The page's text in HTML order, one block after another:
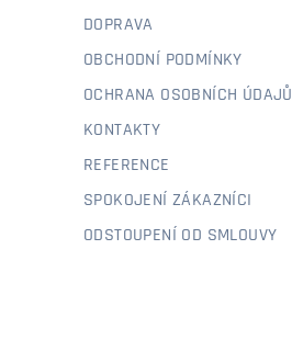
DOPRAVA
OBCHODNÍ PODMÍNKY
OCHRANA OSOBNÍCH ÚDAJŮ
KONTAKTY
REFERENCE
SPOKOJENÍ ZÁKAZNÍCI
ODSTOUPENÍ OD SMLOUVY